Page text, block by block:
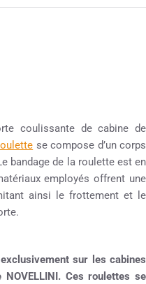
coulissante de cabine de
se compose d’un corps
bandage de la roulette est en
employés offrent une
ainsi le frottement et le
sur les cabines
Ces roulettes se